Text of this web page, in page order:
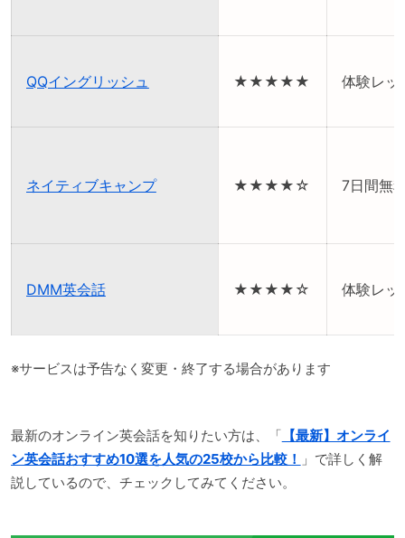
QQイングリッシュ ★★★★★ 体験レッ
ネイティブキャンプ ★★★★☆ 7日間無
DMM英会話 ★★★★☆ 体験レッ
※サービスは予告なく変更・終了する場合があります
最新のオンライン英会話を知りたい方は、「 【最新】オンライ
ン英会話おすすめ10選を人気の25校から比較！ 」で詳しく解
説しているので、チェックしてみてください。